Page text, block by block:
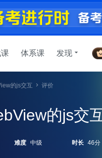
体系课 发现
的js交互 评价
的js交
难度 中级 时长 46分